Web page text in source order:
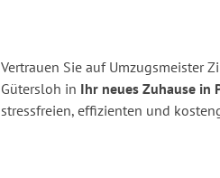
Vertrauen Sie auf Umzugsmeister
Gütersloh in Ihr neues Zuhause in
stressfreien, effizienten und